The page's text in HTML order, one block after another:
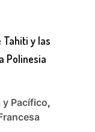
Tahiti y las
Polinesia
y Pacífico,